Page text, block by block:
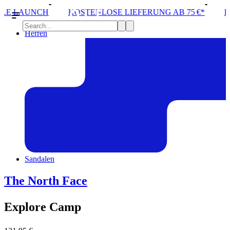
KOSTENLOSE LIEFERUNG AB 75 €* ERÖFFNUNG
Herren
Sandalen
The North Face
Explore Camp